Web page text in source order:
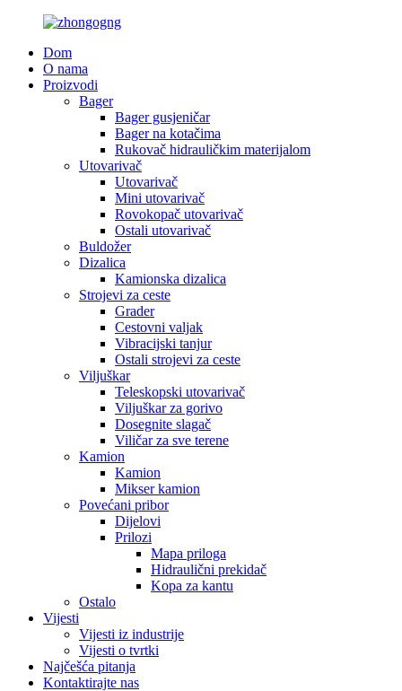
Dom
O nama
Proizvodi
Bager
Bager gusjeničar
Bager na kotačima
Rukovač hidrauličkim materijalom
Utovarivač
Utovarivač
Mini utovarivač
Rovokopač utovarivač
Ostali utovarivač
Buldožer
Dizalica
Kamionska dizalica
Strojevi za ceste
Grader
Cestovni valjak
Vibracijski tanjur
Ostali strojevi za ceste
Viljuškar
Teleskopski utovarivač
Viljuškar za gorivo
Dosegnite slagač
Viličar za sve terene
Kamion
Kamion
Mikser kamion
Povećani pribor
Dijelovi
Prilozi
Mapa priloga
Hidraulični prekidač
Kopa za kantu
Ostalo
Vijesti
Vijesti iz industrije
Vijesti o tvrtki
Najčešća pitanja
Kontaktirajte nas